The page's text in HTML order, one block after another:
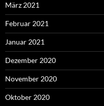
März 2021
Februar 2021
Januar 2021
Dezember 2020
November 2020
Oktober 2020